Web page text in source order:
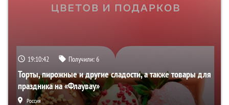
19:10:41 Получили:6
Торты, пирожные и другие сладости, а также товары для
праздника на «Флаувау»
Россия